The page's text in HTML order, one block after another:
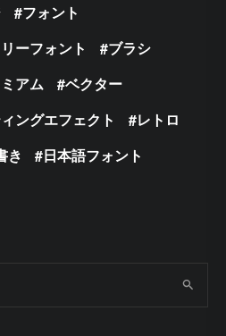
フォント
ーフォント
ブラシ
アム
ベクター
ングエフェクト
レトロ
き
日本語フォント